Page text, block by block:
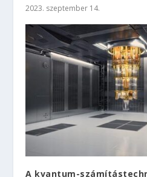
2023. szeptember 14.
A kvantum-